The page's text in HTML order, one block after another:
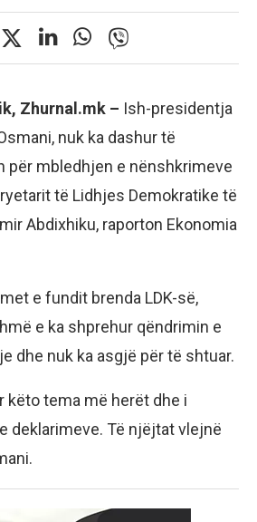
Zhurnal.mk – Ish-presidentja
nuk ka dashur të
për mbledhjen e nënshkrimeve
të Lidhjes Demokratike të
Abdixhiku, raporton Ekonomia
e fundit brenda LDK-së,
e ka shprehur qëndrimin e
dhe nuk ka asgjë për të shtuar.
këto tema më herët dhe i
deklarimeve. Të njëjtat vlejnë